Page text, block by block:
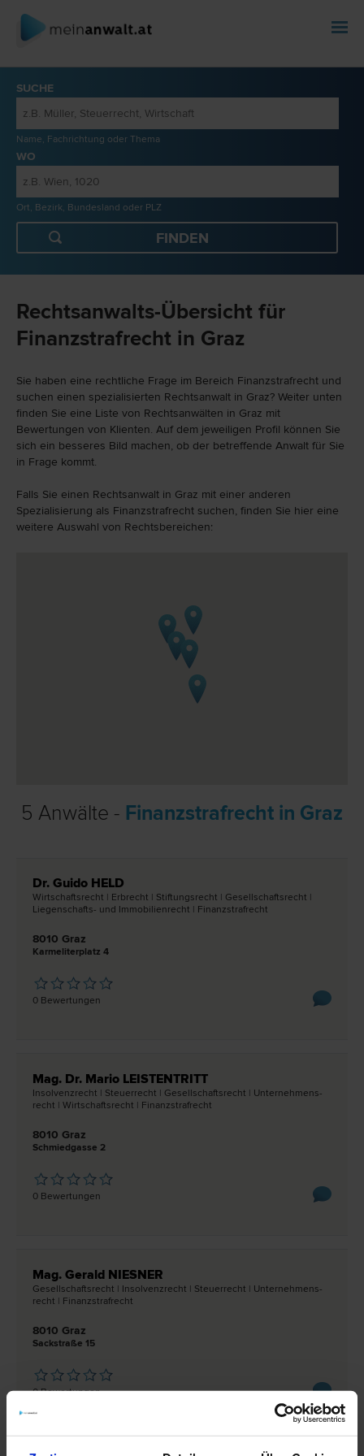
SUCHE
Name, Fachrichtung oder Thema
WO
Ort, Bezirk, Bundesland oder PLZ
Rechtsanwalts-Übersicht für
Finanzstrafrecht in Graz
Sie haben eine rechtliche Frage im Bereich Finanzstrafrecht und
suchen einen spezialisierten Rechtsanwalt in Graz? Weiter unten
finden Sie eine Liste von Rechtsanwälten in Graz mit
Bewertungen von Klienten. Auf dem jeweiligen Profil können Sie
sich ein besseres Bild machen, ob der betreffende Anwalt für Sie
in Frage kommt.
Falls Sie einen Rechtsanwalt in Graz mit einer anderen
Spezialisierung als Finanzstrafrecht suchen, finden Sie hier eine
weitere Auswahl von Rechtsbereichen:
5 Anwälte - Finanzstrafrecht in Graz
Dr. Guido HELD
Wirtschafts­recht | Erb­recht | Stiftungs­recht | Gesellschafts­recht |
Liegenschafts- und Immobilien­recht | Finanzstraf­recht
8010 Graz
Karmeliterplatz 4
0 Bewertungen
Mag. Dr. Mario LEISTENTRITT
Insolvenz­recht | Steuer­recht | Gesellschafts­recht | Unternehmens­
recht | Wirtschafts­recht | Finanzstraf­recht
8010 Graz
Schmiedgasse 2
0 Bewertungen
Mag. Gerald NIESNER
Gesellschafts­recht | Insolvenz­recht | Steuer­recht | Unternehmens­
recht | Finanzstraf­recht
8010 Graz
Sackstraße 15
0 Bewertungen